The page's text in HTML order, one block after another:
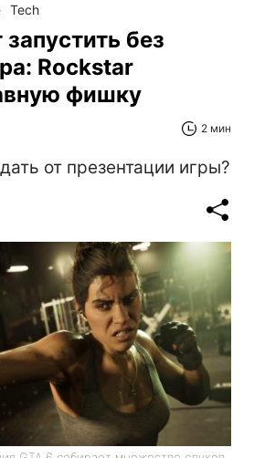
Tech
запустить без
Rockstar
фишку
2 мин
от презентации игры?